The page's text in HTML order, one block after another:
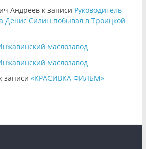
Андреевк записи Руководитель
Денис Силин побывал в Троицкой
маслозавод
маслозавод
записи «КРАСИВКА ФИЛЬМ»